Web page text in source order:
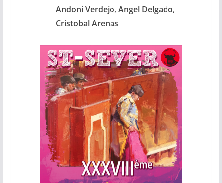
Andoni Verdejo, Angel Delgado,
Cristobal Arenas